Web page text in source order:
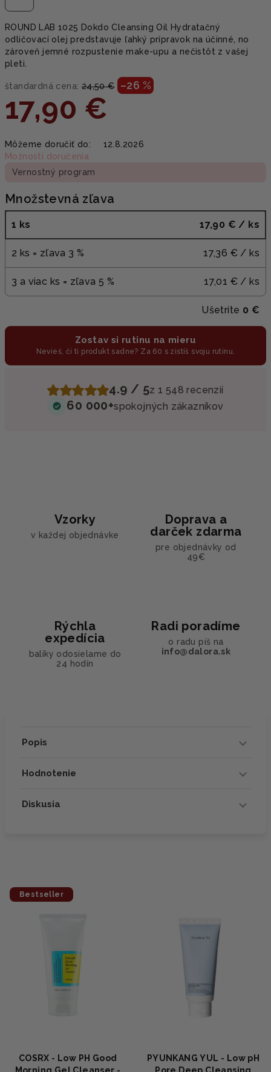
ROUND LAB 1025 Dokdo Cleansing Oil Hydratačný
odličovací olej predstavuje ľahký prípravok na účinné, no
zároveň jemné rozpustenie make-upu a nečistôt z vašej
pleti.
štandardná cena: 24,50 € –26 %
17,90 €
cena:
Môžeme doručiť do:
12.8.2026
Možnosti doručenia
Vernostný program
Množstevná zľava
1 ks 17,90 € / ks
2 ks = zľava 3 % 17,36 € / ks
3 a viac ks = zľava 5 % 17,01 € / ks
Ušetríte 0 €
Zostav si rutinu na mieru
Nevieš, či ti produkt sadne? Za 60 s zistíš svoju rutinu.
4.9 / 5z 1 548 recenzií
60 000+spokojných zákazníkov
Vzorky
v každej objednávke
Doprava a
darček zdarma
pre objednávky od
49€
Rýchla
expedícia
balíky odosielame do
24 hodín
Radi poradíme
o radu píš na
info@dalora.sk
Popis
Hodnotenie
Diskusia
Bestseller
COSRX - Low PH Good
PYUNKANG YUL - Low pH